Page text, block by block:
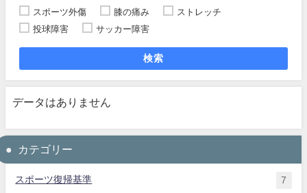
スポーツ外傷
膝の痛み
ストレッチ
投球障害
サッカー障害
検索
データはありません
カテゴリー
スポーツ復帰基準 7